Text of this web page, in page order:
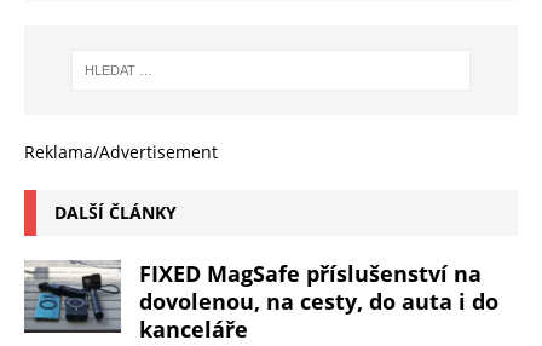
Reklama/Advertisement
DALŠÍ ČLÁNKY
FIXED MagSafe příslušenství na
dovolenou, na cesty, do auta i do
kanceláře